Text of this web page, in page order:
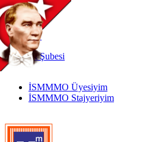
TR
|
EN
İnternetŞubesi
İSMMMO Üyesiyim
İSMMMO Stajyeriyim